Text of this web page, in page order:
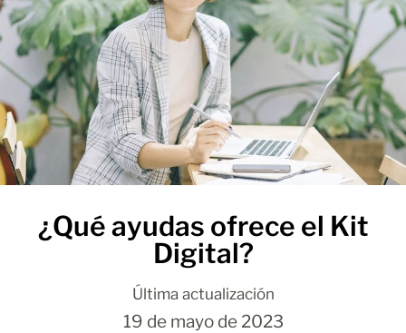
¿Qué ayudas ofrece el Kit
Digital?
Última actualización
19 de mayo de 2023